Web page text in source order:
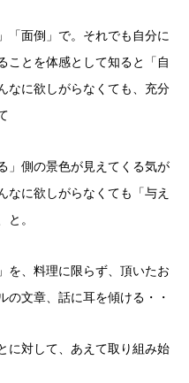
「面倒」で。それでも自分に
ことを体感として知ると「自
なに欲しがらなくても、充分
」側の景色が見えてくる気が
なに欲しがらなくても「与え
と。
を、料理に限らず、頂いたお
の文章、話に耳を傾ける・・
に対して、あえて取り組み始